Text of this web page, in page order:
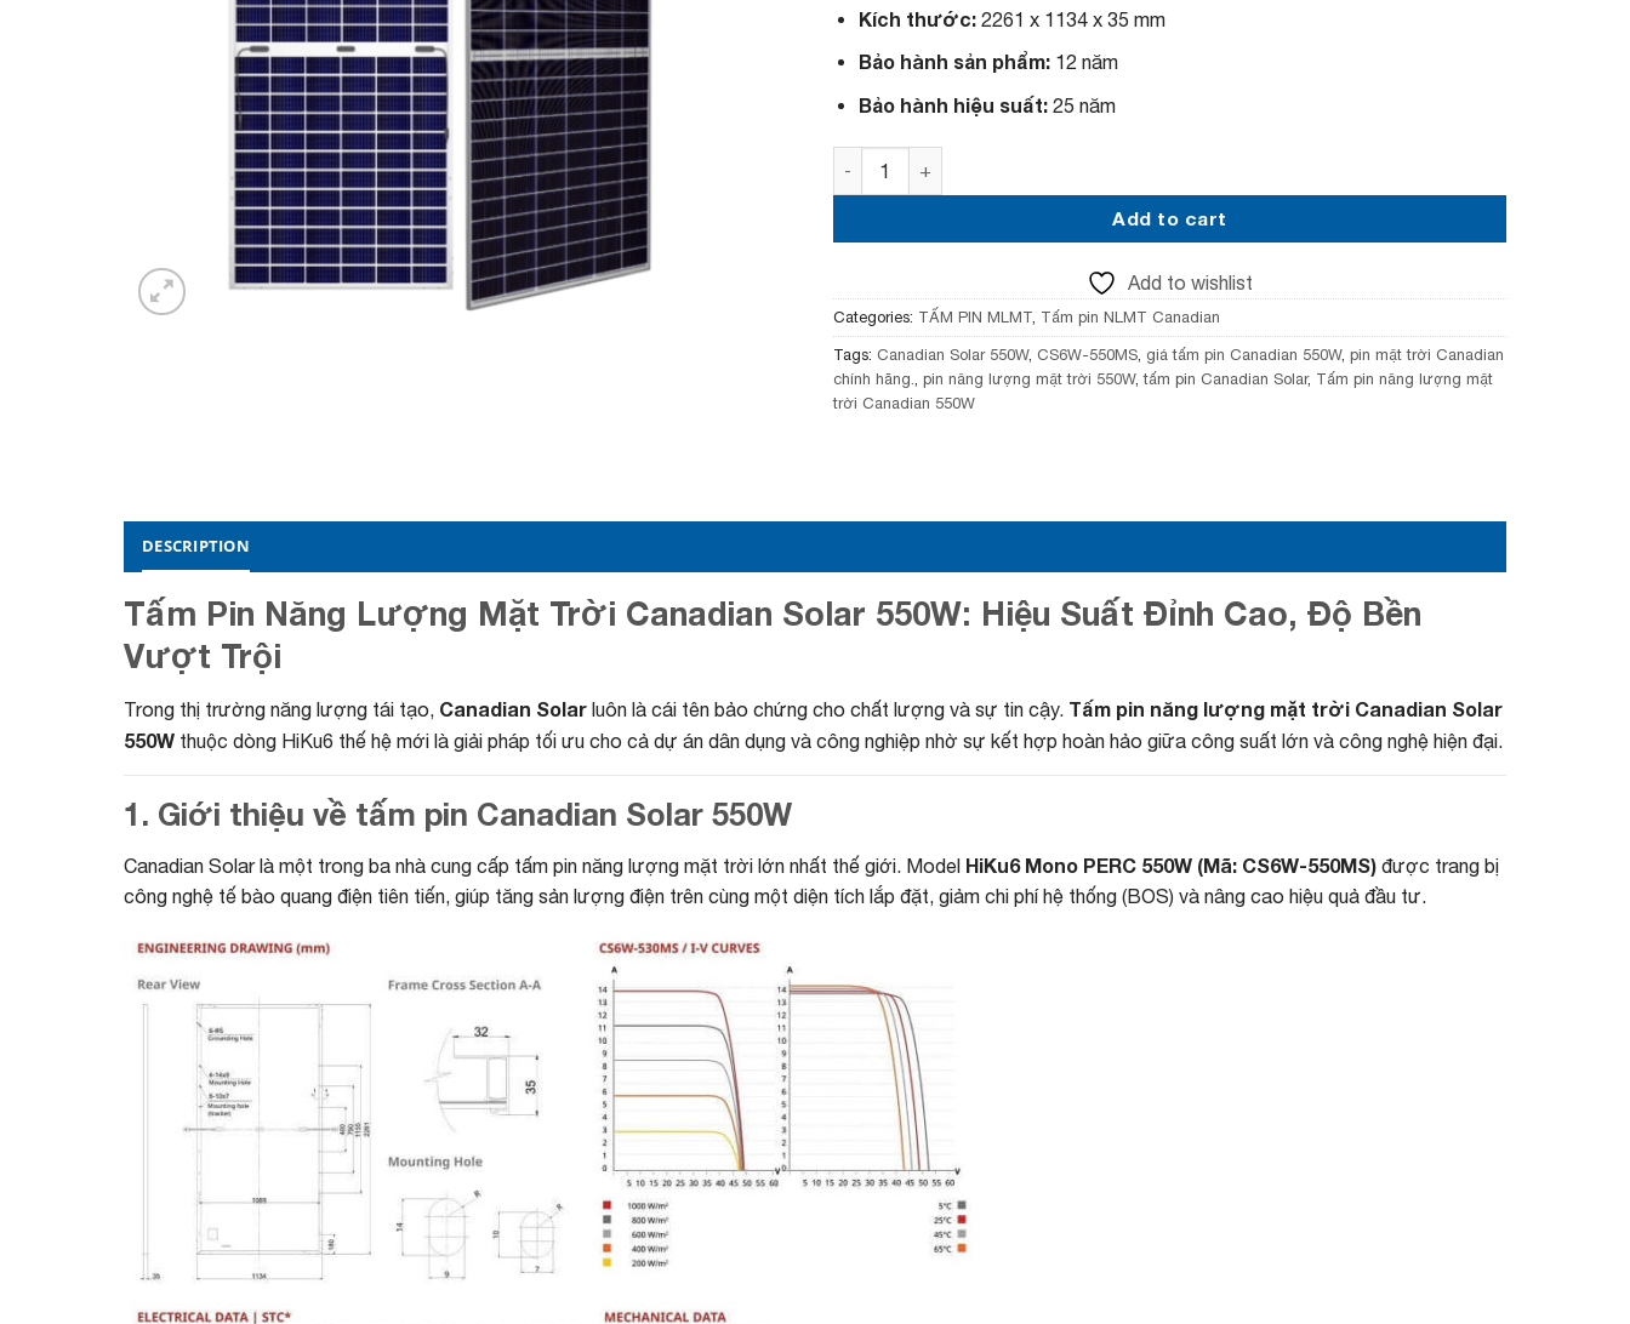
r
i
c
w
,
0
0
0
₫
.
i
c
e
s
0
0
₫
.
Kích thước:2261 x 1134 x 35 mm
Bảo hành sản phẩm:12 năm
Bảo hành hiệu suất:25 năm
Tấm pin năng lượng mặt trời Canadian 550W quantity
Add to cart
Add to wishlist
Categories: TẤM PIN MLMT Tấm pin NLMT Canadian
Tags: Canadian Solar 550W, CS6W-550MS giá tấm pin Canadian 550W, pin mặt trời Canadian
chính hãng.
pin năng lượng mặt trời 550W,tấm pin Canadian Solar, Tấm pin năng lượng mặt
trời Canadian 550W
DESCRIPTION
Tấm Pin Năng Lượng Mặt Trời Canadian Solar 550W: Hiệu Suất Đỉnh Cao, Độ Bền
Vượt Trội
Trong thị trường năng lượng tái tạo, Canadian Solar luôn là cái tên bảo chứng cho chất lượng và sự tin cậy. Tấm pin năng lượng mặt trời Canadian Solar
550W thuộc dòng HiKu6 thế hệ mới là giải pháp tối ưu cho cả dự án dân dụng và công nghiệp nhờ sự kết hợp hoàn hảo giữa công suất lớn và công nghệ hiện đại.
1. Giới thiệu về tấm pin Canadian Solar 550W
Canadian Solar là một trong ba nhà cung cấp tấm pin năng lượng mặt trời lớn nhất thế giới. Model HiKu6 Mono PERC 550W (Mã: CS6W-550MS) được trang bị
công nghệ tế bào quang điện tiên tiến, giúp tăng sản lượng điện trên cùng một diện tích lắp đặt, giảm chi phí hệ thống (BOS) và nâng cao hiệu quả đầu tư.